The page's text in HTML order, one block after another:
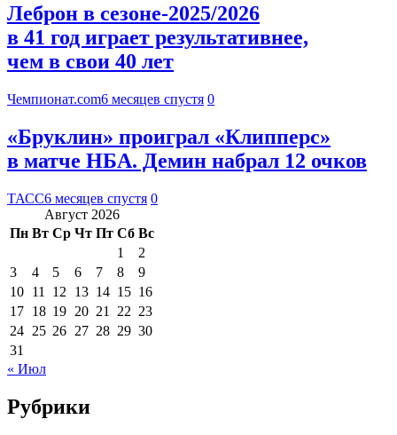
Леброн в сезоне-2025/2026
в 41 год играет результативнее,
чем в свои 40 лет
Чемпионат.com6 месяцев спустя 0
«Бруклин» проиграл «Клипперс»
в матче НБА. Демин набрал 12 очков
ТАСС6 месяцев спустя 0
Август 2026
Пн Вт Ср Чт Пт Сб Вс
1
2
3
4 5 6 7 8
9
10 11 12 13 14 15 16
17 18 19 20 21 22 23
24 25 26 27 28 29 30
31
« Июл
Рубрики